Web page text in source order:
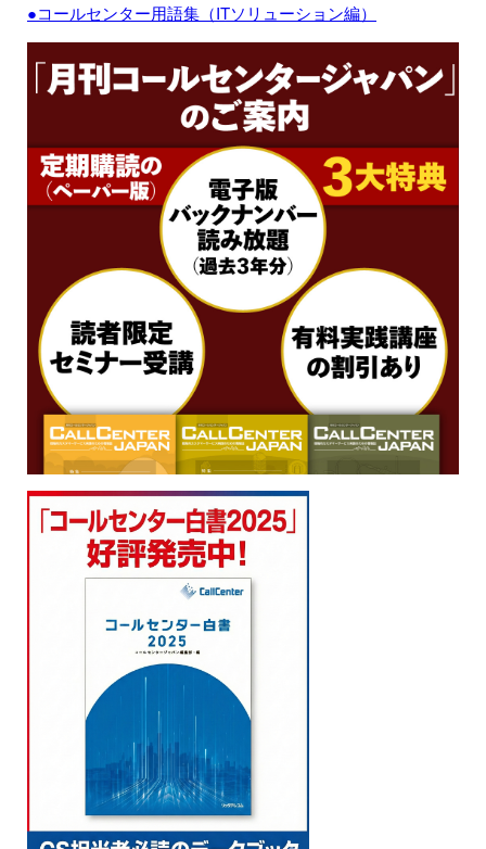
●コールセンター用語集（ITソリューション編）